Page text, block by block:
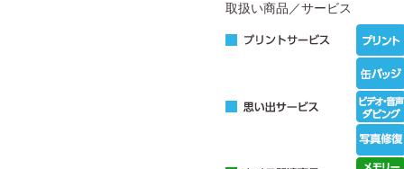
取扱い商品／サービス